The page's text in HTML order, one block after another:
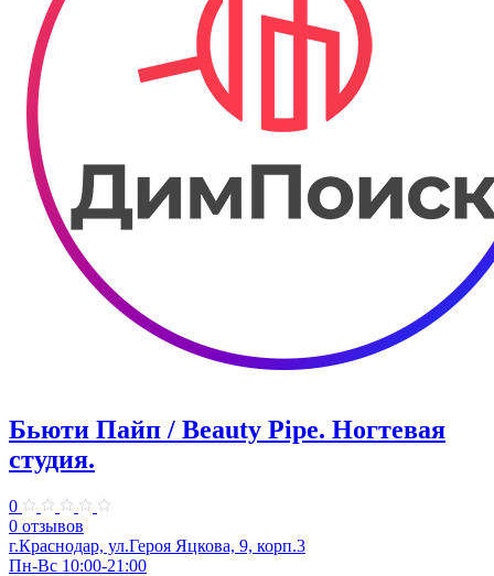
Бьюти Пайп / Beauty Pipe. ​Ногтевая
студия.
0
0 отзывов
г.Краснодар, ул.Героя Яцкова, 9, корп.3
Пн-Вс 10:00-21:00